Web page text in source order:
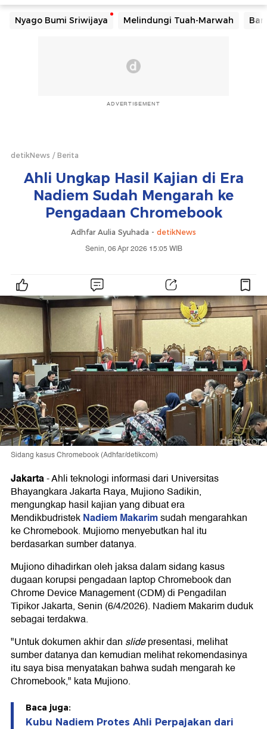
Nyago Bumi Sriwijaya Melindungi Tuah-Marwah
ADVERTISEMENT
detikNews Berita
Ahli Ungkap Hasil Kajian di Era
Nadiem Sudah Mengarah ke
Pengadaan Chromebook
Adhfar Aulia Syuhada - detikNews
Senin, 06 Apr 2026 15:05 WIB
Sidang kasus Chromebook (Adhfar/detikcom)
Jakarta-Ahli teknologi informasi dari Universitas
Bhayangkara Jakarta Raya, Mujiono Sadikin,
mengungkap hasil kajian yang dibuat era
MendikbudristekNadiem Makarimsudah mengarahkan
ke Chromebook. Mujiomo menyebutkan hal itu
berdasarkan sumber datanya.
Mujiono dihadirkan oleh jaksa dalam sidang kasus
dugaan korupsi pengadaan laptop Chromebook dan
Chrome Device Management (CDM) di Pengadilan
Tipikor Jakarta, Senin (6/4/2026). Nadiem Makarim duduk
sebagai terdakwa.
"Untuk dokumen akhir dan slidepresentasi, melihat
sumber datanya dan kemudian melihat rekomendasinya
itu saya bisa menyatakan bahwa sudah mengarah ke
Chromebook," kata Mujiono.
Baca juga:
Kubu Nadiem Protes Ahli Perpajakan dari